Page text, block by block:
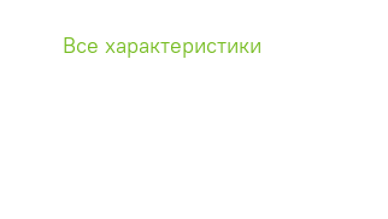
Все характеристики